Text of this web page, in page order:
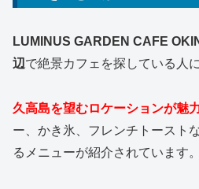
LUMINUS GARDEN CAFE
辺で絶景カフェを探している人
久高島を望むロケーションが魅
ー、かき氷、フレンチトースト
るメニューが紹介されています。